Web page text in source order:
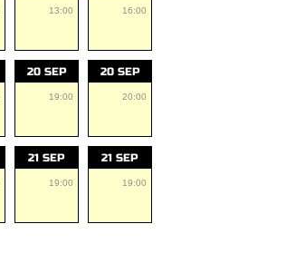
13:00 16:00
20 SEP
19:00
20 SEP
20:00
21 SEP
19:00
21 SEP
19:00